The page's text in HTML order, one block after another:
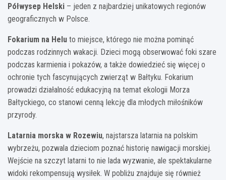
Półwysep Helski – jeden z najbardziej unikatowych regionów
geograficznych w Polsce.
Fokarium na Helu to miejsce, którego nie można pominąć
podczas rodzinnych wakacji. Dzieci mogą obserwować foki szare
podczas karmienia i pokazów, a także dowiedzieć się więcej o
ochronie tych fascynujących zwierząt w Bałtyku. Fokarium
prowadzi działalność edukacyjną na temat ekologii Morza
Bałtyckiego, co stanowi cenną lekcję dla młodych miłośników
przyrody.
Latarnia morska w Rozewiu, najstarsza latarnia na polskim
wybrzeżu, pozwala dzieciom poznać historię nawigacji morskiej.
Wejście na szczyt latarni to nie lada wyzwanie, ale spektakularne
widoki rekompensują wysiłek. W pobliżu znajduje się również